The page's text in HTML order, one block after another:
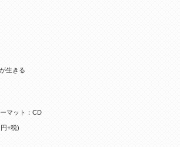
生きる
マット：CD
+税)